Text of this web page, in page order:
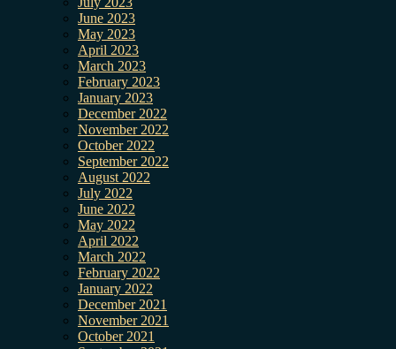
June 2023
May 2023
April 2023
March 2023
February 2023
January 2023
December 2022
November 2022
October 2022
September 2022
August 2022
July 2022
June 2022
May 2022
April 2022
March 2022
February 2022
January 2022
December 2021
November 2021
October 2021